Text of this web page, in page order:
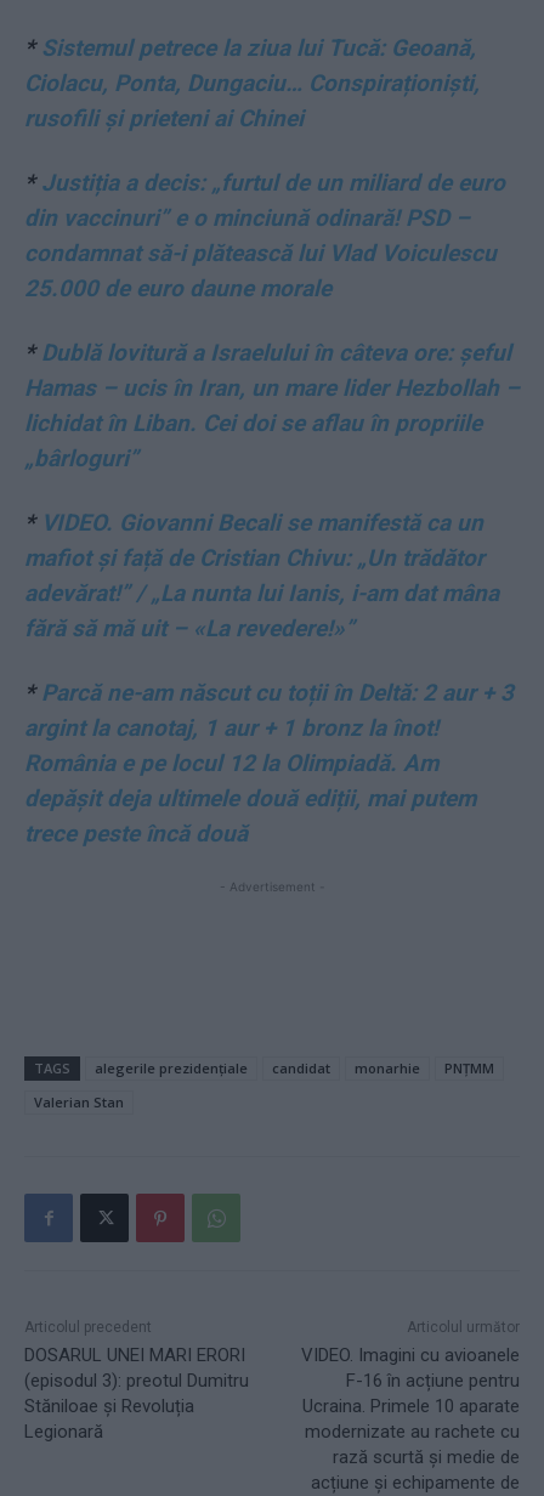
* Sistemul petrece la ziua lui Tucă: Geoană,
Ciolacu, Ponta, Dungaciu… Conspiraționiști,
rusofili și prieteni ai Chinei
*Justiția a decis: „furtul de un miliard de euro
din vaccinuri” e o minciună odinară! PSD –
condamnat să-i plătească lui Vlad Voiculescu
25.000 de euro daune morale
*Dublă lovitură a Israelului în câteva ore: șeful
Hamas – ucis în Iran, un mare lider Hezbollah –
lichidat în Liban. Cei doi se aflau în propriile
„bârloguri”
* VIDEO. Giovanni Becali se manifestă ca un
mafiot și față de Cristian Chivu: „Un trădător
adevărat!” / „La nunta lui Ianis, i-am dat mâna
fără să mă uit – «La revedere!»”
*Parcă ne-am născut cu toții în Deltă: 2 aur + 3
argint la canotaj, 1 aur + 1 bronz la înot!
România e pe locul 12 la Olimpiadă. Am
depășit deja ultimele două ediții, mai putem
trece peste încă două
- Advertisement -
TAGS alegerile prezidențiale candidat monarhie
PNȚMM
Valerian Stan
Articolul precedent
DOSARUL UNEI MARI ERORI
(episodul 3): preotul Dumitru
Stăniloae și Revoluția
Legionară
Articolul următor
VIDEO. Imagini cu avioanele
F-16 în acțiune pentru
Ucraina. Primele 10 aparate
modernizate au rachete cu
rază scurtă și medie de
acțiune și echipamente de